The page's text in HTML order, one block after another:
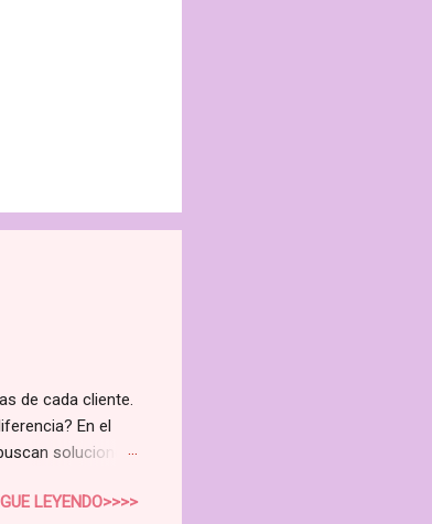
de cada cliente.
En el
soluciones
de tu
LEYENDO>>>>